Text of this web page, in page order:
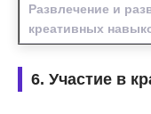
Развлечение и
креативных
6. Участие в